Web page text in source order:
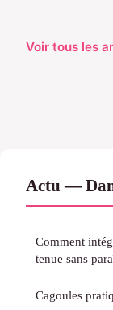
Voir tous les
Actu —
Comment
tenue sans
Cagoules